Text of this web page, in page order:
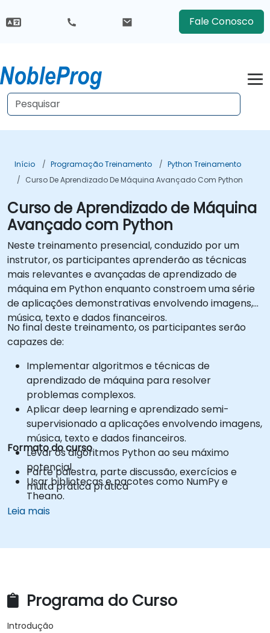
Fale Conosco
Início Programação Treinamento
Python Treinamento
Curso De Aprendizado De Máquina Avançado Com Python
Curso de Aprendizado de Máquina
Avançado com Python
Neste treinamento presencial, conduzido por um
instrutor, os participantes aprenderão as técnicas
mais relevantes e avançadas de aprendizado de
máquina em Python enquanto constroem uma série
de aplicações demonstrativas envolvendo imagens,
música, texto e dados financeiros.
No final deste treinamento, os participantes serão
capazes de:
Implementar algoritmos e técnicas de
aprendizado de máquina para resolver
problemas complexos.
Aplicar deep learning e aprendizado semi-
supervisionado a aplicações envolvendo imagens,
música, texto e dados financeiros.
Levar os algoritmos Python ao seu máximo
potencial.
Usar bibliotecas e pacotes como NumPy e
Theano.
Formato do curso
Parte palestra, parte discussão, exercícios e
muita prática prática
Leia mais
Programa do Curso
Introdução